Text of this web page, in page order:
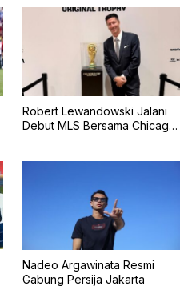
Robert Lewandowski Jalani
Debut MLS Bersama Chicago
Nadeo Argawinata Resmi
Gabung Persija Jakarta